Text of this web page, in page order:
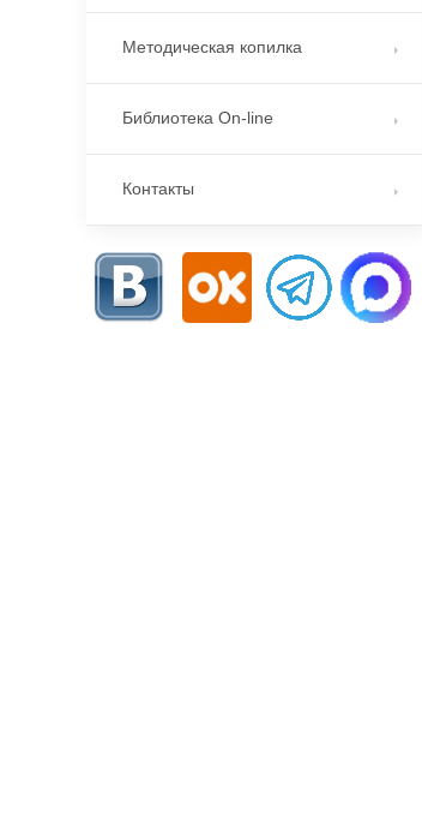
Методическая копилка
Библиотека On-line
Контакты